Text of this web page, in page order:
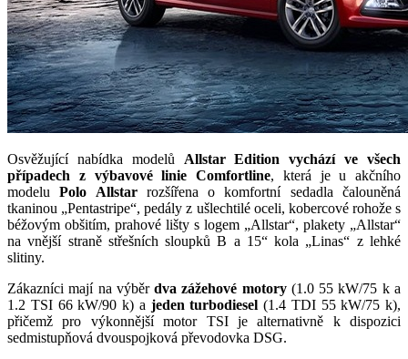
Osvěžující nabídka modelů Allstar Edition vychází ve všech
případech z výbavové linie Comfortline, která je u akčního
modeluPolo Allstarrozšířena o komfortní sedadla čalouněná
tkaninou „Pentastripe“, pedály z ušlechtilé oceli, kobercové rohože s
béžovým obšitím, prahové lišty s logem „Allstar“, plakety „Allstar“
na vnější straně střešních sloupků B a 15“ kola „Linas“ z lehké
slitiny.
Zákazníci mají na výběrdva zážehové motory(1.0 55 kW/75 k a
1.2 TSI 66 kW/90 k) a jeden turbodiesel (1.4 TDI 55 kW/75 k),
přičemž pro výkonnější motor TSI je alternativně k dispozici
sedmistupňová dvouspojková převodovka DSG.